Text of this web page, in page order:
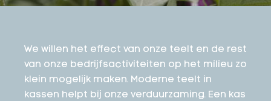
We willen het effect van onze teelt en de rest
van onze bedrijfsactiviteiten op het milieu zo
klein mogelijk maken. Moderne teelt in
kassen helpt bij onze verduurzaming. Een kas